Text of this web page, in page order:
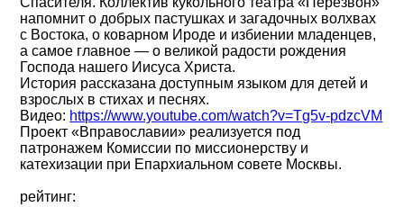
напомнит о добрых пастушках и загадочных волхвах
с Востока, о коварном Ироде и избиении младенцев,
а самое главное — о великой радости рождения
Господа нашего Иисуса Христа.
История рассказана доступным языком для детей и
взрослых в стихах и песнях.
Видео: https://www.youtube.com/watch?v=Tg5v-pdzcVM
Проект «Вправославии» реализуется под
патронажем Комиссии по миссионерству и
катехизации при Епархиальном совете Москвы.
рейтинг: